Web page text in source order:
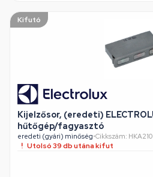
Kifutó
Kijelzősor, (eredeti) ELECTROLUX
hűtőgép/fagyasztó
eredeti (gyári) minőség•Cikkszám: HKA210
Utolsó 39 db utána kifut